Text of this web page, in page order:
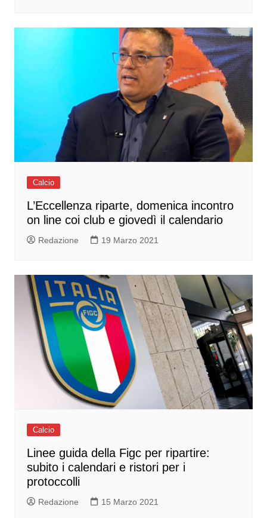
Calcio
L’Eccellenza riparte, domenica incontro
on line coi club e giovedì il calendario
Redazione 19 Marzo 2021
Calcio
Linee guida della Figc per ripartire:
subito i calendari e ristori per i
protoccolli
Redazione 15 Marzo 2021